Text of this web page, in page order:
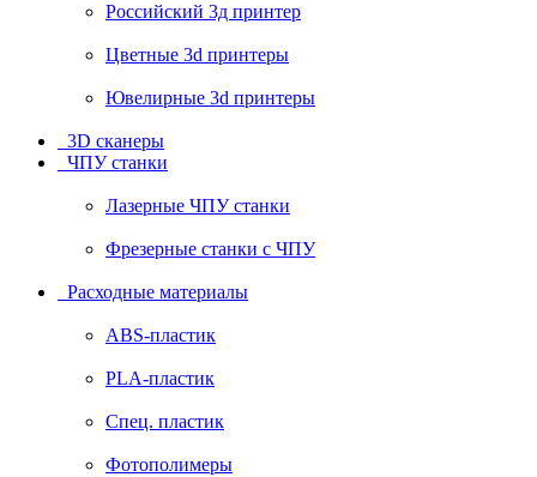
Российский 3д принтер
Цветные 3d принтеры
Ювелирные 3d принтеры
3D сканеры
ЧПУ станки
Лазерные ЧПУ станки
Фрезерные станки с ЧПУ
Расходные материалы
ABS-пластик
PLA-пластик
Спец. пластик
Фотополимеры